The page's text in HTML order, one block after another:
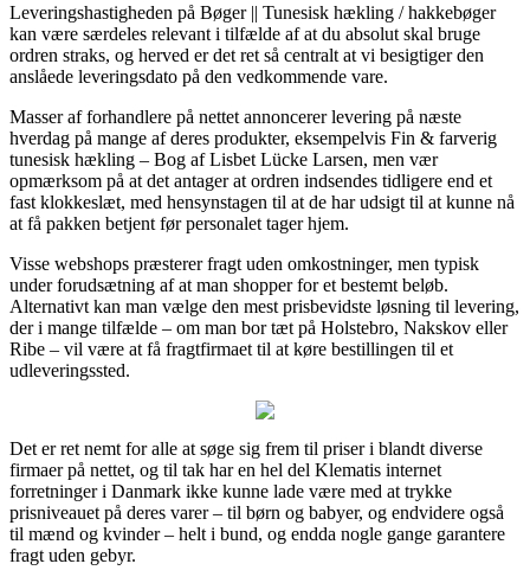
Leveringshastigheden på Bøger || Tunesisk hækling / hakkebøger
kan være særdeles relevant i tilfælde af at du absolut skal bruge
ordren straks, og herved er det ret så centralt at vi besigtiger den
anslåede leveringsdato på den vedkommende vare.
Masser af forhandlere på nettet annoncerer levering på næste
hverdag på mange af deres produkter, eksempelvis Fin & farverig
tunesisk hækling – Bog af Lisbet Lücke Larsen, men vær
opmærksom på at det antager at ordren indsendes tidligere end et
fast klokkeslæt, med hensynstagen til at de har udsigt til at kunne nå
at få pakken betjent før personalet tager hjem.
Visse webshops præsterer fragt uden omkostninger, men typisk
under forudsætning af at man shopper for et bestemt beløb.
Alternativt kan man vælge den mest prisbevidste løsning til levering,
der i mange tilfælde – om man bor tæt på Holstebro, Nakskov eller
Ribe – vil være at få fragtfirmaet til at køre bestillingen til et
udleveringssted.
Det er ret nemt for alle at søge sig frem til priser i blandt diverse
firmaer på nettet, og til tak har en hel del Klematis internet
forretninger i Danmark ikke kunne lade være med at trykke
prisniveauet på deres varer – til børn og babyer, og endvidere også
til mænd og kvinder – helt i bund, og endda nogle gange garantere
fragt uden gebyr.